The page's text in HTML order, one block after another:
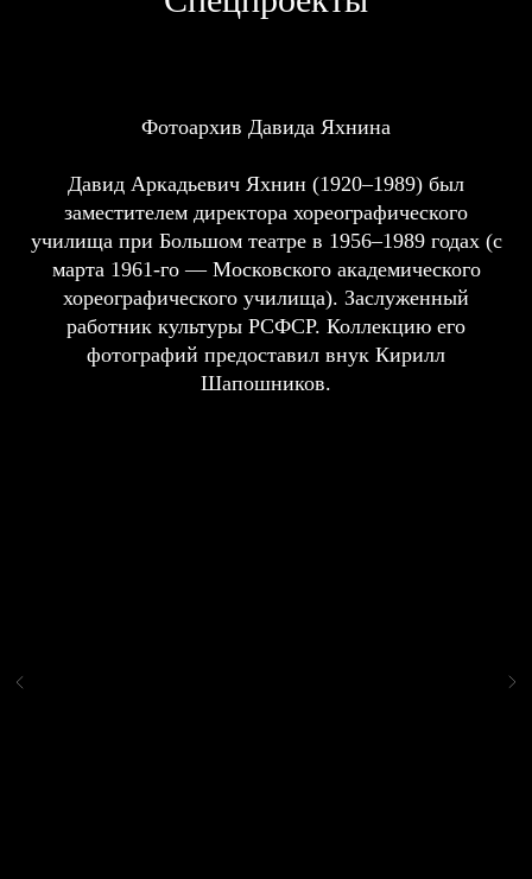
Фотоархив Давида Яхнина
Давид Аркадьевич Яхнин (1920–1989) был
заместителем директора хореографического
училища при Большом театре в 1956–1989 годах (с
марта 1961-го — Московского академического
хореографического училища). Заслуженный
работник культуры РСФСР. Коллекцию его
фотографий предоставил внук Кирилл
Шапошников.